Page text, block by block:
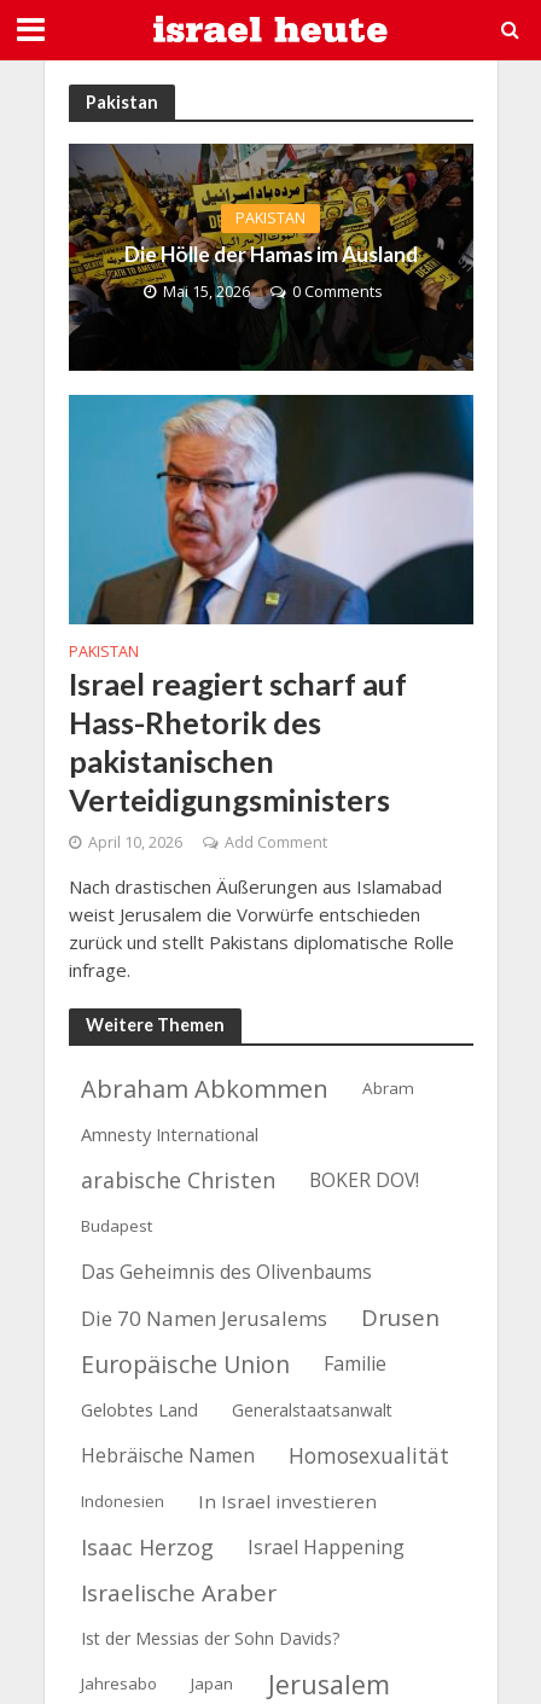
Pakistan
PAKISTAN
Die Hölle der Hamas im Ausland
Mai 15, 2026 0 Comments
PAKISTAN
Israel reagiert scharf auf
Hass-Rhetorik des
pakistanischen
Verteidigungsministers
April 10, 2026 Add Comment
Nach drastischen Äußerungen aus Islamabad
weist Jerusalem die Vorwürfe entschieden
zurück und stellt Pakistans diplomatische Rolle
infrage.
Weitere Themen
Abraham Abkommen Abram
Amnesty International
arabische Christen BOKER DOV!
Budapest
Das Geheimnis des Olivenbaums
Die 70 Namen Jerusalems Drusen
Europäische Union Familie
Gelobtes Land Generalstaatsanwalt
Hebräische Namen Homosexualität
Indonesien In Israel investieren
Isaac Herzog Israel Happening
Israelische Araber
Ist der Messias der Sohn Davids?
Jahresabo Japan Jerusalem